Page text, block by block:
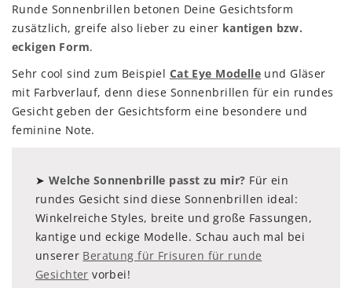
Runde Sonnenbrillen betonen Deine Gesichtsform
zusätzlich, greife also lieber zu einer kantigen bzw.
eckigen Form.
Sehr cool sind zum Beispiel Cat Eye Modelle und Gläser
mit Farbverlauf, denn diese Sonnenbrillen für ein rundes
Gesicht geben der Gesichtsform eine besondere und
feminine Note.
➤ Welche Sonnenbrille passt zu mir? Für ein
rundes Gesicht sind diese Sonnenbrillen ideal:
Winkelreiche Styles, breite und große Fassungen,
kantige und eckige Modelle. Schau auch mal bei
unserer Beratung für Frisuren für runde
Gesichter vorbei!